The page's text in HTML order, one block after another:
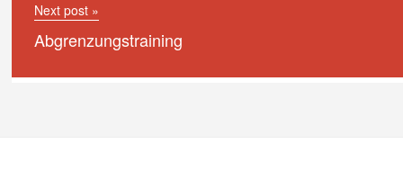
Next post »
Abgrenzungstraining